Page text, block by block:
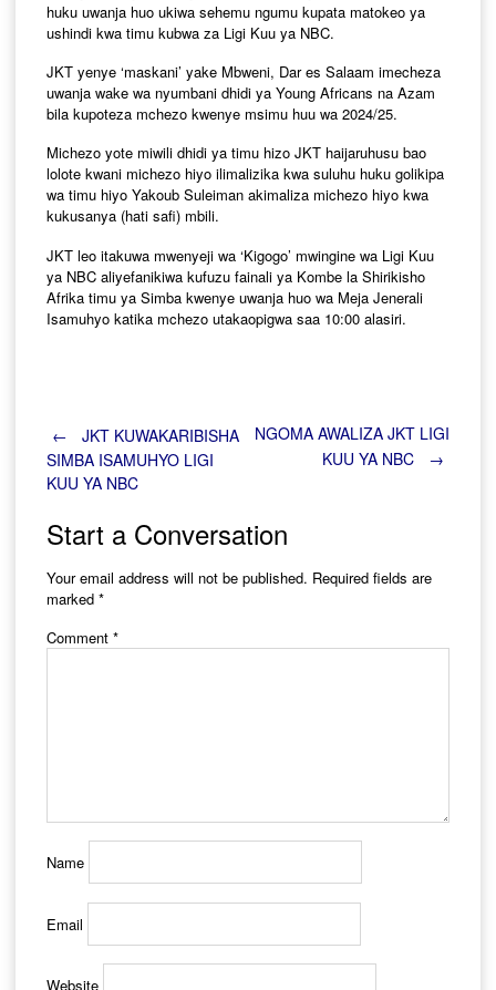
huku uwanja huo ukiwa sehemu ngumu kupata matokeo ya
ushindi kwa timu kubwa za Ligi Kuu ya NBC.
JKT yenye ‘maskani’ yake Mbweni, Dar es Salaam imecheza
uwanja wake wa nyumbani dhidi ya Young Africans na Azam
bila kupoteza mchezo kwenye msimu huu wa 2024/25.
Michezo yote miwili dhidi ya timu hizo JKT haijaruhusu bao
lolote kwani michezo hiyo ilimalizika kwa suluhu huku golikipa
wa timu hiyo Yakoub Suleiman akimaliza michezo hiyo kwa
kukusanya (hati safi) mbili.
JKT leo itakuwa mwenyeji wa ‘Kigogo’ mwingine wa Ligi Kuu
ya NBC aliyefanikiwa kufuzu fainali ya Kombe la Shirikisho
Afrika timu ya Simba kwenye uwanja huo wa Meja Jenerali
Isamuhyo katika mchezo utakaopigwa saa 10:00 alasiri.
Post
navigation
←
JKT KUWAKARIBISHA
SIMBA ISAMUHYO LIGI
KUU YA NBC
NGOMA AWALIZA JKT LIGI
KUU YA NBC
→
Start a Conversation
Your email address will not be published. Required fields are
marked *
Comment *
Name
Email
Website